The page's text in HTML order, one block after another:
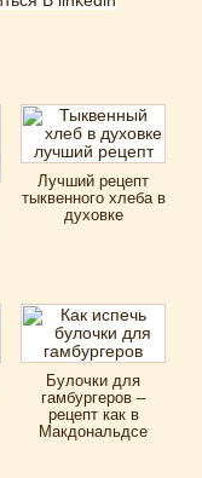
Лучший рецепт
тыквенного хлеба в
духовке
Булочки для
гамбургеров –
рецепт как в
Макдональдсе